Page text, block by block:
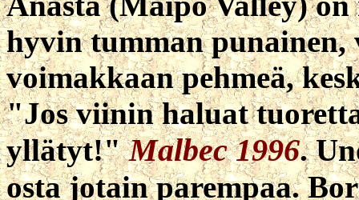
hyvin tumman
voimakkaan pehmeä,
"Jos viinin haluat
yllätyt!"Malbec 1996.
osta jotain parempaa.